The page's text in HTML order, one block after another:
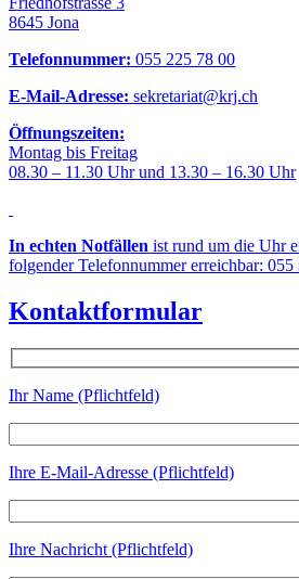
8645 Jona
Telefonnummer: 055 225 78 00
E-Mail-Adresse: sekretariat@krj.ch
Öffnungszeiten:
Montag bis Freitag
08.30 – 11.30 Uhr und 13.30 – 16.30 Uhr
In echten Notfällen ist rund um die Uhr
folgender Telefonnummer erreichbar: 055
Kontaktformular
Ihr Name (Pflichtfeld)
Ihre E-Mail-Adresse (Pflichtfeld)
Ihre Nachricht (Pflichtfeld)